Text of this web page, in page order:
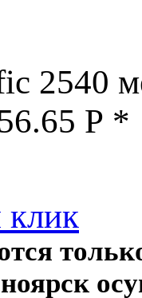
2540
Р *
клик